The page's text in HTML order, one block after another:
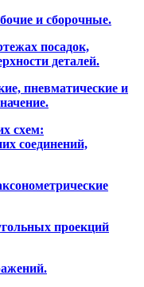
и сборочные.
посадок,
деталей.
пневматические и
схем:
соединений,
проекций